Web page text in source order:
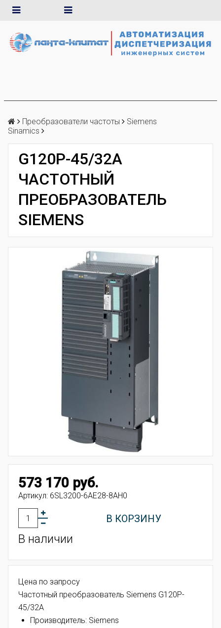
Преобразователи частоты
Siemens
Sinamics
G120P-45/32A
ЧАСТОТНЫЙ
ПРЕОБРАЗОВАТЕЛЬ
SIEMENS
573 170 руб.
Артикул: 6SL3200-6AE28-8AH0
В КОРЗИНУ
В наличии
Цена по запросу
Частотный преобразователь Siemens G120P-
45/32A
Производитель: Siemens